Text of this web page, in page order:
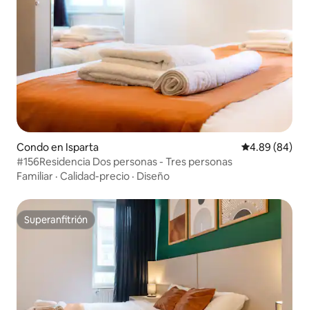
Condo en Isparta Calificación
4.89 (84)
#156Residencia Dos personas - Tres personas
Familiar · Calidad-precio · Diseño
Superanfitrión
Superanfitrión